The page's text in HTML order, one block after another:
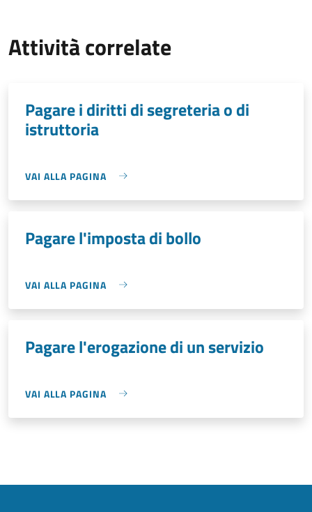
Attività correlate
Pagare i diritti di segreteria o di
istruttoria
VAI ALLA PAGINA
Pagare l'imposta di bollo
VAI ALLA PAGINA
Pagare l'erogazione di un servizio
VAI ALLA PAGINA